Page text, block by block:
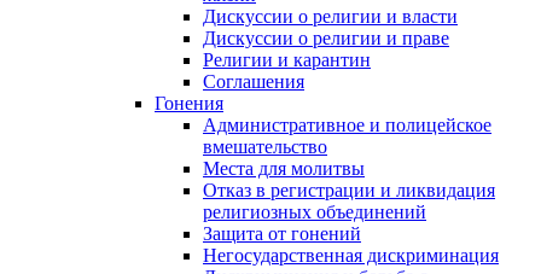
Дискуссии о религии и власти
Дискуссии о религии и праве
Религии и карантин
Соглашения
Гонения
Административное и полицейское
вмешательство
Места для молитвы
Отказ в регистрации и ликвидация
религиозных объединений
Защита от гонений
Негосударственная дискриминация